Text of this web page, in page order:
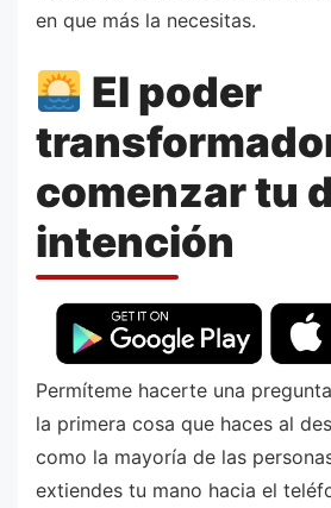
en que más la necesitas.
El poder
comenzar tu
intención
Permíteme hacerte una
la primera cosa que haces al
como la mayoría de las
extiendes tu mano hacia el